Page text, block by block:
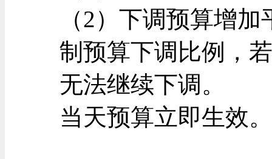
（2）下调预算增
制预算下调比例，
无法继续下调。
当天预算立即生效。